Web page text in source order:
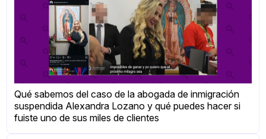
Qué sabemos del caso de la abogada de inmigración
suspendida Alexandra Lozano y qué puedes hacer si
fuiste uno de sus miles de clientes